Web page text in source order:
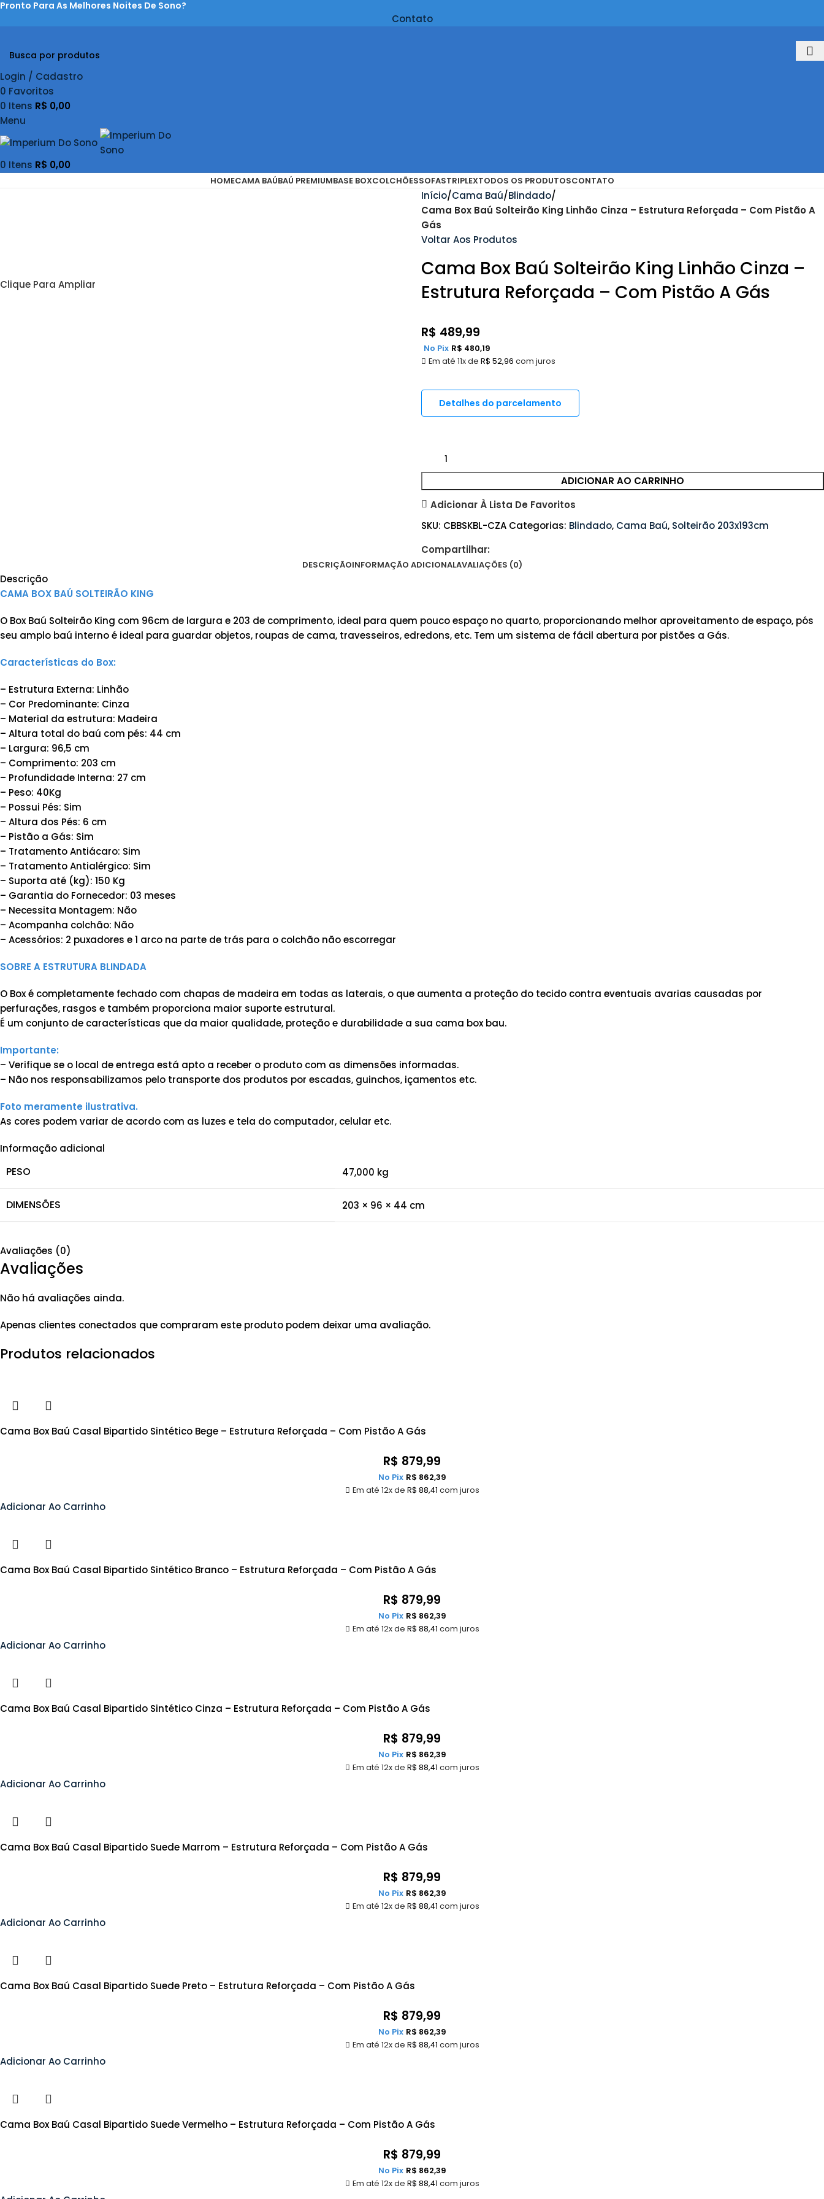
Pronto Para As Melhores Noites De Sono?
Contato
Login / Cadastro
0 Favoritos
0 Itens R$ 0,00
Menu
0 Itens R$ 0,00
HOMECAMA BAÚBAÚ PREMIUMBASE BOXCOLCHÕESSOFASTRIPLEXTODOS OS PRODUTOSCONTATO
Clique Para Ampliar
Início Cama Baú Blindado
Cama Box Baú Solteirão King Linhão Cinza – Estrutura Reforçada – Com Pistão A
Gás
Voltar Aos Produtos
Cama Box Baú Solteirão King Linhão Cinza –
Estrutura Reforçada – Com Pistão A Gás
R$ 489,99
Em até 11x de R$ 52,96 com juros
No Pix R$ 480,19
Detalhes do parcelamento
ADICIONAR AO CARRINHO
Adicionar À Lista De Favoritos
SKU: CBBSKBL-CZA Categorias: Blindado, Cama Baú, Solteirão 203x193cm
Compartilhar:
DESCRIÇÃOINFORMAÇÃO ADICIONALAVALIAÇÕES (0)
Descrição
CAMA BOX BAÚ SOLTEIRÃO KING
O Box Baú Solteirão King com 96cm de largura e 203 de comprimento, ideal para quem pouco espaço no quarto, proporcionando melhor aproveitamento de espaço, pós
seu amplo baú interno é ideal para guardar objetos, roupas de cama, travesseiros, edredons, etc. Tem um sistema de fácil abertura por pistões a Gás.
Características do Box:
– Estrutura Externa: Linhão
– Cor Predominante: Cinza
– Material da estrutura: Madeira
– Altura total do baú com pés: 44 cm
– Largura: 96,5 cm
– Comprimento: 203 cm
– Profundidade Interna: 27 cm
– Peso: 40Kg
– Possui Pés: Sim
– Altura dos Pés: 6 cm
– Pistão a Gás: Sim
– Tratamento Antiácaro: Sim
– Tratamento Antialérgico: Sim
– Suporta até (kg): 150 Kg
– Garantia do Fornecedor: 03 meses
– Necessita Montagem: Não
– Acompanha colchão: Não
– Acessórios: 2 puxadores e 1 arco na parte de trás para o colchão não escorregar
SOBRE A ESTRUTURA BLINDADA
O Box é completamente fechado com chapas de madeira em todas as laterais, o que aumenta a proteção do tecido contra eventuais avarias causadas por
perfurações, rasgos e também proporciona maior suporte estrutural.
É um conjunto de características que da maior qualidade, proteção e durabilidade a sua cama box bau.
Importante:
– Verifique se o local de entrega está apto a receber o produto com as dimensões informadas.
– Não nos responsabilizamos pelo transporte dos produtos por escadas, guinchos, içamentos etc.
Foto meramente ilustrativa.
As cores podem variar de acordo com as luzes e tela do computador, celular etc.
Informação adicional
PESO 47,000 kg
DIMENSÕES 203 × 96 × 44 cm
Avaliações (0)
Avaliações
Não há avaliações ainda.
Apenas clientes conectados que compraram este produto podem deixar uma avaliação.
Produtos relacionados
Cama Box Baú Casal Bipartido Sintético Bege – Estrutura Reforçada – Com Pistão A Gás
R$ 879,99
Em até 12x de R$ 88,41 com juros
No Pix R$ 862,39
Adicionar Ao Carrinho
Cama Box Baú Casal Bipartido Sintético Branco – Estrutura Reforçada – Com Pistão A Gás
R$ 879,99
Em até 12x de R$ 88,41 com juros
No Pix R$ 862,39
Adicionar Ao Carrinho
Cama Box Baú Casal Bipartido Sintético Cinza – Estrutura Reforçada – Com Pistão A Gás
R$ 879,99
Em até 12x de R$ 88,41 com juros
No Pix R$ 862,39
Adicionar Ao Carrinho
Cama Box Baú Casal Bipartido Suede Marrom – Estrutura Reforçada – Com Pistão A Gás
R$ 879,99
Em até 12x de R$ 88,41 com juros
No Pix R$ 862,39
Adicionar Ao Carrinho
Cama Box Baú Casal Bipartido Suede Preto – Estrutura Reforçada – Com Pistão A Gás
R$ 879,99
Em até 12x de R$ 88,41 com juros
No Pix R$ 862,39
Adicionar Ao Carrinho
Cama Box Baú Casal Bipartido Suede Vermelho – Estrutura Reforçada – Com Pistão A Gás
R$ 879,99
Em até 12x de R$ 88,41 com juros
No Pix R$ 862,39